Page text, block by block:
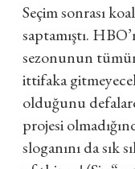
Seçim sonrası
saptamıştı.
sezonunun
ittifaka
olduğunu
projesi
sloganını da sık